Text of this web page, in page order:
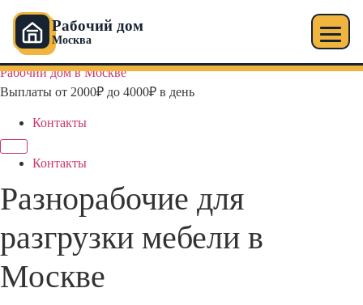
Рабочий дом
Москва
Перейти
к
Рабочий дом в Москве
Выплаты от 2000₽ до 4000₽ в день
Контакты
Контакты
Разнорабочие для
разгрузки мебели в
Москве